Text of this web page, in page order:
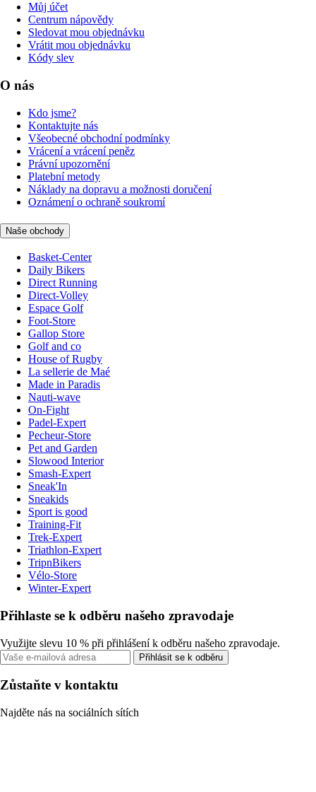
Můj účet
Centrum nápovědy
Sledovat mou objednávku
Vrátit mou objednávku
Kódy slev
O nás
Kdo jsme?
Kontaktujte nás
Všeobecné obchodní podmínky
Vrácení a vrácení peněz
Právní upozornění
Platební metody
Náklady na dopravu a možnosti doručení
Oznámení o ochraně soukromí
Naše obchody
Basket-Center
Daily Bikers
Direct Running
Direct-Volley
Espace Golf
Foot-Store
Gallop Store
Golf and co
House of Rugby
La sellerie de Maé
Made in Paradis
Nauti-wave
On-Fight
Padel-Expert
Pecheur-Store
Pet and Garden
Slowood Interior
Smash-Expert
Sneak'In
Sneakids
Sport is good
Training-Fit
Trek-Expert
Triathlon-Expert
TripnBikers
Vélo-Store
Winter-Expert
Přihlaste se k odběru našeho zpravodaje
Využijte slevu 10 % při přihlášení k odběru našeho zpravodaje.
Přihlásit se k odběru
Zůstaňte v kontaktu
Najděte nás na sociálních sítích